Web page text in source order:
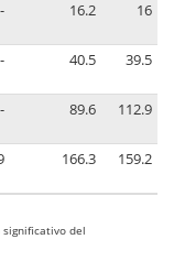
- 16.2 16
- 40.5 39.5
- 89.6 112.9
166.3 159.2
del